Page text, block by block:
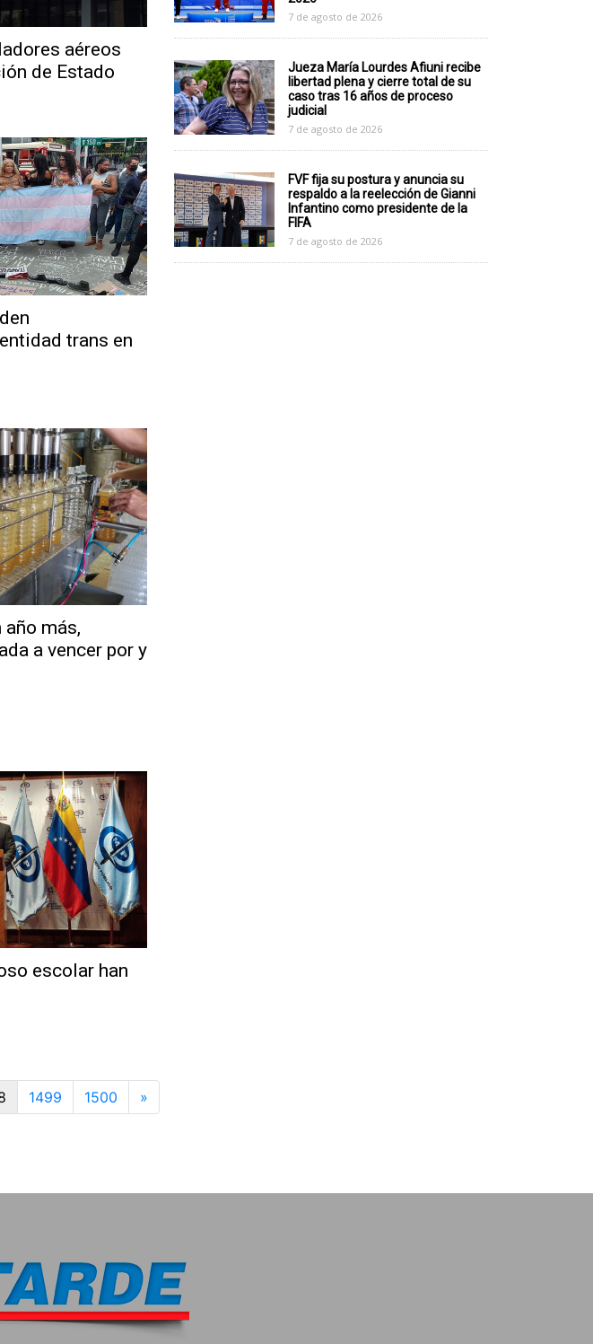
aéreos
de Estado
trans en
año más,
a vencer por y
escolar han
7 de agosto de 2026
Jueza María Lourdes Afiuni recibe
libertad plena y cierre total de su
caso tras 16 años de proceso
judicial
7 de agosto de 2026
FVF fija su postura y anuncia su
respaldo a la reelección de Gianni
Infantino como presidente de la
FIFA
7 de agosto de 2026
1499 1500 »